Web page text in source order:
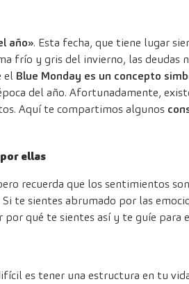
año». Esta fecha, que tiene lugar
frío y gris del invierno, las deudas
el Blue Monday es un concepto
del año. Afortunadamente,
Aquí te compartimos algunos
ellas
recuerda que los sentimientos
Si te sientes abrumado por las
qué te sientes así y te guíe
es tener una estructura en tu